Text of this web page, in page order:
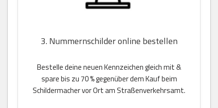
3. Nummernschilder online bestellen
Bestelle deine neuen Kennzeichen gleich mit &
spare bis zu 70 % gegenüber dem Kauf beim
Schildermacher vor Ort am Straßenverkehrsamt.